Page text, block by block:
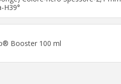
H39°
Booster 100 ml